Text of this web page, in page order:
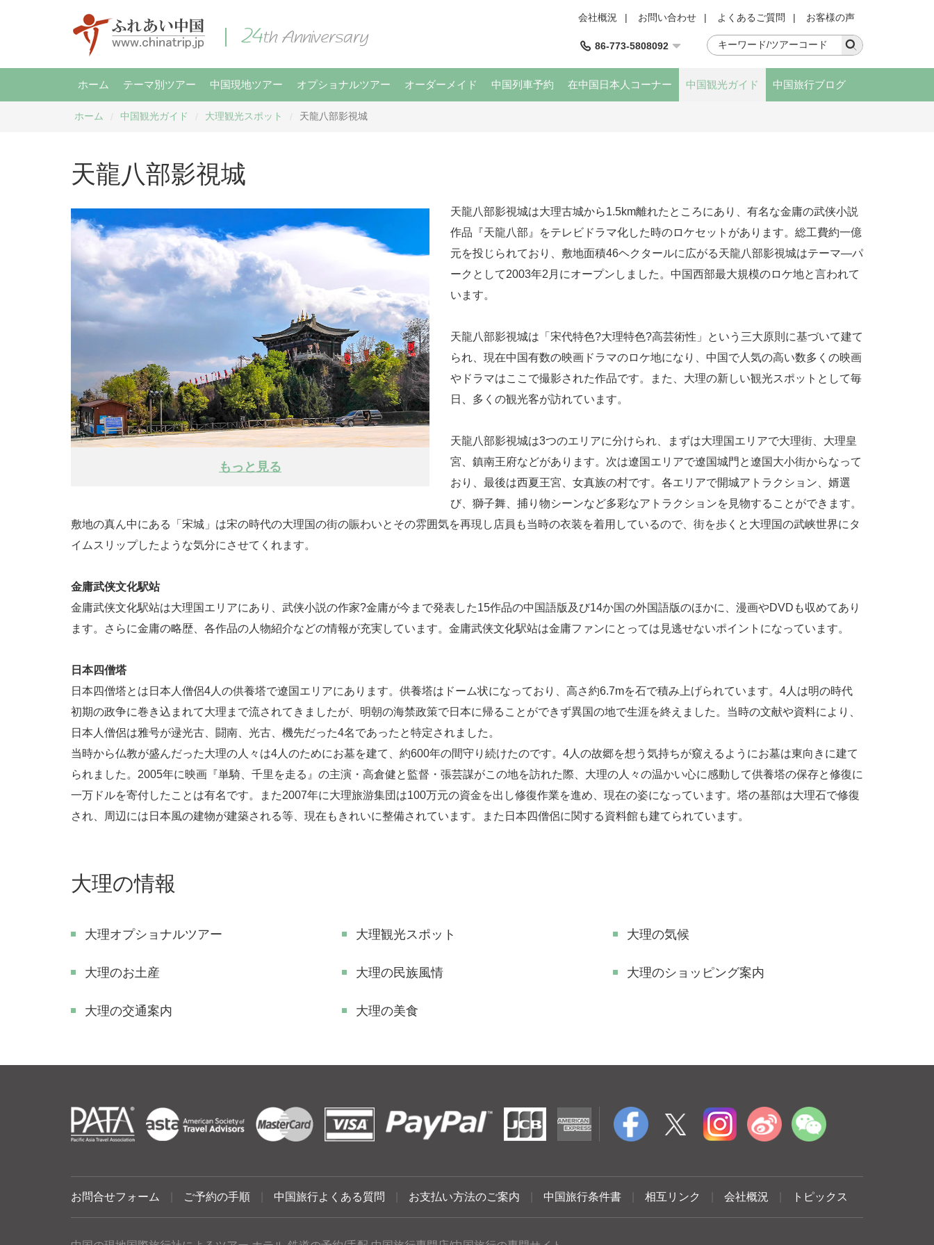
会社概況 | お問い合わせ | よくあるご質問 | お客様の声
86-773-5808092
ホーム テーマ別ツアー 中国現地ツアー オプショナルツアー オーダーメイド 中国列車予約 在中国日本人コーナー 中国観光ガイド 中国旅行ブログ
ホーム 中国観光ガイド 大理観光スポット 天龍八部影視城
天龍八部影視城
もっと見る
天龍八部影視城は大理古城から1.5km離れたところにあり、有名な金庸の武侠小説
作品『天龍八部』をテレビドラマ化した時のロケセットがあります。総工費約一億
元を投じられており、敷地面積46ヘクタールに広がる天龍八部影視城はテーマ―パ
ークとして2003年2月にオープンしました。中国西部最大規模のロケ地と言われて
います。
天龍八部影視城は「宋代特色?大理特色?高芸術性」という三大原則に基づいて建て
られ、現在中国有数の映画ドラマのロケ地になり、中国で人気の高い数多くの映画
やドラマはここで撮影された作品です。また、大理の新しい観光スポットとして毎
日、多くの観光客が訪れています。
天龍八部影視城は3つのエリアに分けられ、まずは大理国エリアで大理街、大理皇
宮、鎮南王府などがあります。次は遼国エリアで遼国城門と遼国大小街からなって
おり、最後は西夏王宮、女真族の村です。各エリアで開城アトラクション、婿選
び、獅子舞、捕り物シーンなど多彩なアトラクションを見物することができます。
敷地の真ん中にある「宋城」は宋の時代の大理国の街の賑わいとその雰囲気を再現し店員も当時の衣装を着用しているので、街を歩くと大理国の武峡世界にタ
イムスリップしたような気分にさせてくれます。
金庸武侠文化駅站
金庸武侠文化駅站は大理国エリアにあり、武侠小説の作家?金庸が今まで発表した15作品の中国語版及び14か国の外国語版のほかに、漫画やDVDも収めてあり
ます。さらに金庸の略歴、各作品の人物紹介などの情報が充実しています。金庸武侠文化駅站は金庸ファンにとっては見逃せないポイントになっています。
日本四僧塔
日本四僧塔とは日本人僧侶4人の供養塔で遼国エリアにあります。供養塔はドーム状になっており、高さ約6.7mを石で積み上げられています。4人は明の時代
初期の政争に巻き込まれて大理まで流されてきましたが、明朝の海禁政策で日本に帰ることができず異国の地で生涯を終えました。当時の文献や資料により、
日本人僧侶は雅号が逯光古、闘南、光古、機先だった4名であったと特定されました。
当時から仏教が盛んだった大理の人々は4人のためにお墓を建て、約600年の間守り続けたのです。4人の故郷を想う気持ちが窺えるようにお墓は東向きに建て
られました。2005年に映画『単騎、千里を走る』の主演・高倉健と監督・張芸謀がこの地を訪れた際、大理の人々の温かい心に感動して供養塔の保存と修復に
一万ドルを寄付したことは有名です。また2007年に大理旅游集団は100万元の資金を出し修復作業を進め、現在の姿になっています。塔の基部は大理石で修復
され、周辺には日本風の建物が建築される等、現在もきれいに整備されています。また日本四僧侶に関する資料館も建てられています。
大理の情報
大理オプショナルツアー 大理観光スポット 大理の気候
大理のお土産 大理の民族風情 大理のショッピング案内
大理の交通案内 大理の美食
お問合せフォーム ご予約の手順 中国旅行よくある質問 お支払い方法のご案内 中国旅行条件書 相互リンク 会社概況 トピックス